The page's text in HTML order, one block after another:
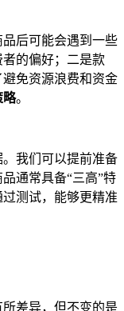
后可能会遇到一些
的偏好；二是款
免资源浪费和资金
略。
我们可以提前准备
通常具备“三高”特
过测试，能够更精准
差异，但不变的是